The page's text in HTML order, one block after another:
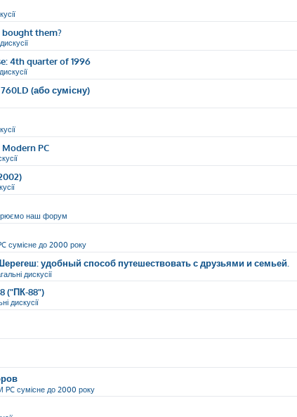
bought them?
4th quarter of 1996
(або сумісну)
PC
наш форум
сумісне до 2000 року
удобный способ путешествовать с друзьями и семьей.
дискусії
("ПК-88")
дискусії
PC сумісне до 2000 року